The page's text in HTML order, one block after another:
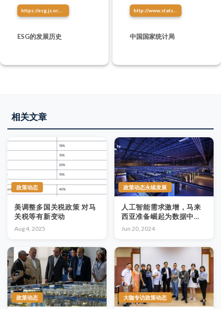
https://esg.js.org/about/esg-history.html
ESG的发展历史
http://www.stats.gov.cn/
中国国家统计局
相关文章
政策动态
美调整多国关税政策 对马
关税等有新变动
Aug 4, 2025
政策动态永续发展
人工智能需求激增，马来
西亚准备崛起为数据中心
强国
Jun 20, 2024
政策动态 大咖专访政策动态